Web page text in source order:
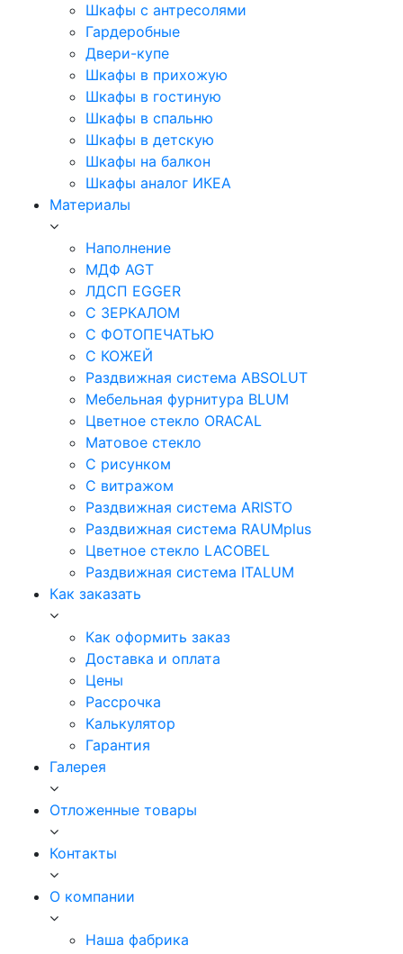
Шкафы с антресолями
Гардеробные
Двери-купе
Шкафы в прихожую
Шкафы в гостиную
Шкафы в спальню
Шкафы в детскую
Шкафы на балкон
Шкафы аналог ИКЕА
Материалы
Наполнение
МДФ AGT
ЛДСП EGGER
С ЗЕРКАЛОМ
С ФОТОПЕЧАТЬЮ
С КОЖЕЙ
Раздвижная система ABSOLUT
Мебельная фурнитура BLUM
Цветное стекло ORACAL
Матовое стекло
C рисунком
C витражом
Раздвижная система ARISTO
Раздвижная система RAUMplus
Цветное стекло LACOBEL
Раздвижная система ITALUM
Как заказать
Как оформить заказ
Доставка и оплата
Цены
Рассрочка
Калькулятор
Гарантия
Галерея
Отложенные товары
Контакты
О компании
Наша фабрика